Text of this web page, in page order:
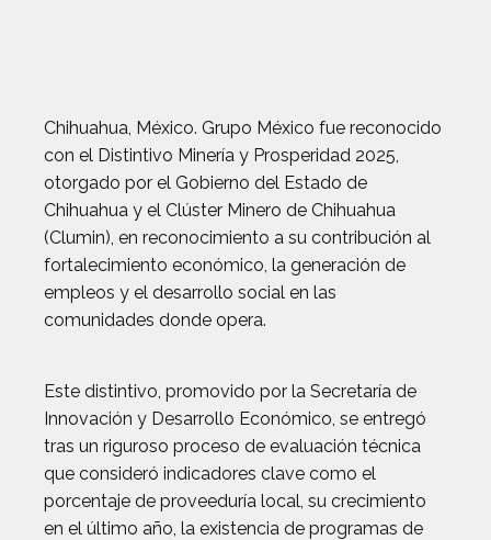
Chihuahua, México. Grupo México fue reconocido
con el Distintivo Minería y Prosperidad 2025,
otorgado por el Gobierno del Estado de
Chihuahua y el Clúster Minero de Chihuahua
(Clumin), en reconocimiento a su contribución al
fortalecimiento económico, la generación de
empleos y el desarrollo social en las
comunidades donde opera.
Este distintivo, promovido por la Secretaría de
Innovación y Desarrollo Económico, se entregó
tras un riguroso proceso de evaluación técnica
que consideró indicadores clave como el
porcentaje de proveeduría local, su crecimiento
en el último año, la existencia de programas de